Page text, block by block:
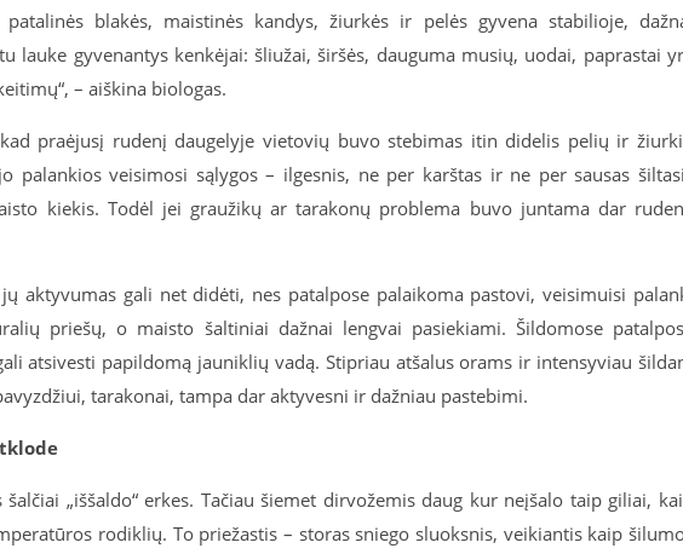
blakės, maistinės kandys, žiurkės ir pelės gyvena stabilioje,
lauke gyvenantys kenkėjai: šliužai, širšės, dauguma musių, uodai, paprastai
– aiškina biologas.
praėjusį rudenį daugelyje vietovių buvo stebimas itin didelis pelių ir
palankios veisimosi sąlygos – ilgesnis, ne per karštas ir ne per sausas
kiekis. Todėl jei graužikų ar tarakonų problema buvo juntama dar
aktyvumas gali net didėti, nes patalpose palaikoma pastovi, veisimuisi
priešų, o maisto šaltiniai dažnai lengvai pasiekiami. Šildomose
atsivesti papildomą jauniklių vadą. Stipriau atšalus orams ir intensyviau
tarakonai, tampa dar aktyvesni ir dažniau pastebimi.
„iššaldo“ erkes. Tačiau šiemet dirvožemis daug kur neįšalo taip giliai,
rodiklių. To priežastis – storas sniego sluoksnis, veikiantis kaip